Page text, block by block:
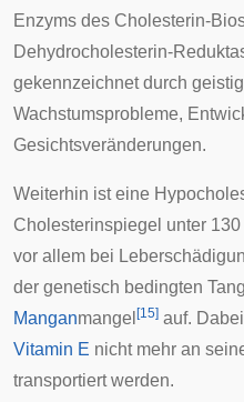
Enzyms des Cholesterin-
Dehydrocholesterin-
gekennzeichnet durch
Wachstumsprobleme,
Gesichtsveränderungen.
Weiterhin ist eine
Cholesterinspiegel unter
vor allem bei
der genetisch bedingten
Mangan­mangel [15] auf.
Vitamin E nicht mehr an
transportiert werden.